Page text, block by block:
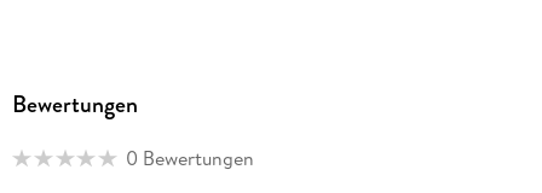
Bewertungen
0 Bewertungen